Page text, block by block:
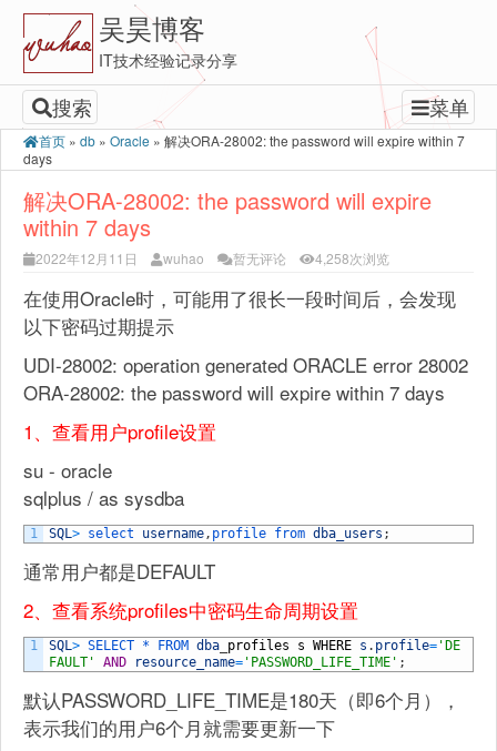
吴昊博客
IT技术经验记录分享
搜索 菜单
首页 » db » Oracle » 解决ORA-28002: the password will expire within 7
days
解决ORA-28002: the password will expire
within 7 days
2022年12月11日 wuhao 暂无评论 4,258次浏览
在使用Oracle时，可能用了很长一段时间后，会发现
以下密码过期提示
UDI-28002: operation generated ORACLE error 28002
ORA-28002: the password will expire within 7 days
1、查看用户profile设置
su - oracle
sqlplus / as sysdba
1 SQL> select username, profile from dba_users ;
通常用户都是DEFAULT
2、查看系统profiles中密码生命周期设置
1 SQL> SELECT * FROM dba profiles s WHERE s . profile= 'DE
FAULT'
AND resource_name= 'PASSWORD_LIFE_TIME' ;
默认PASSWORD_LIFE_TIME是180天（即6个月），
表示我们的用户6个月就需要更新一下